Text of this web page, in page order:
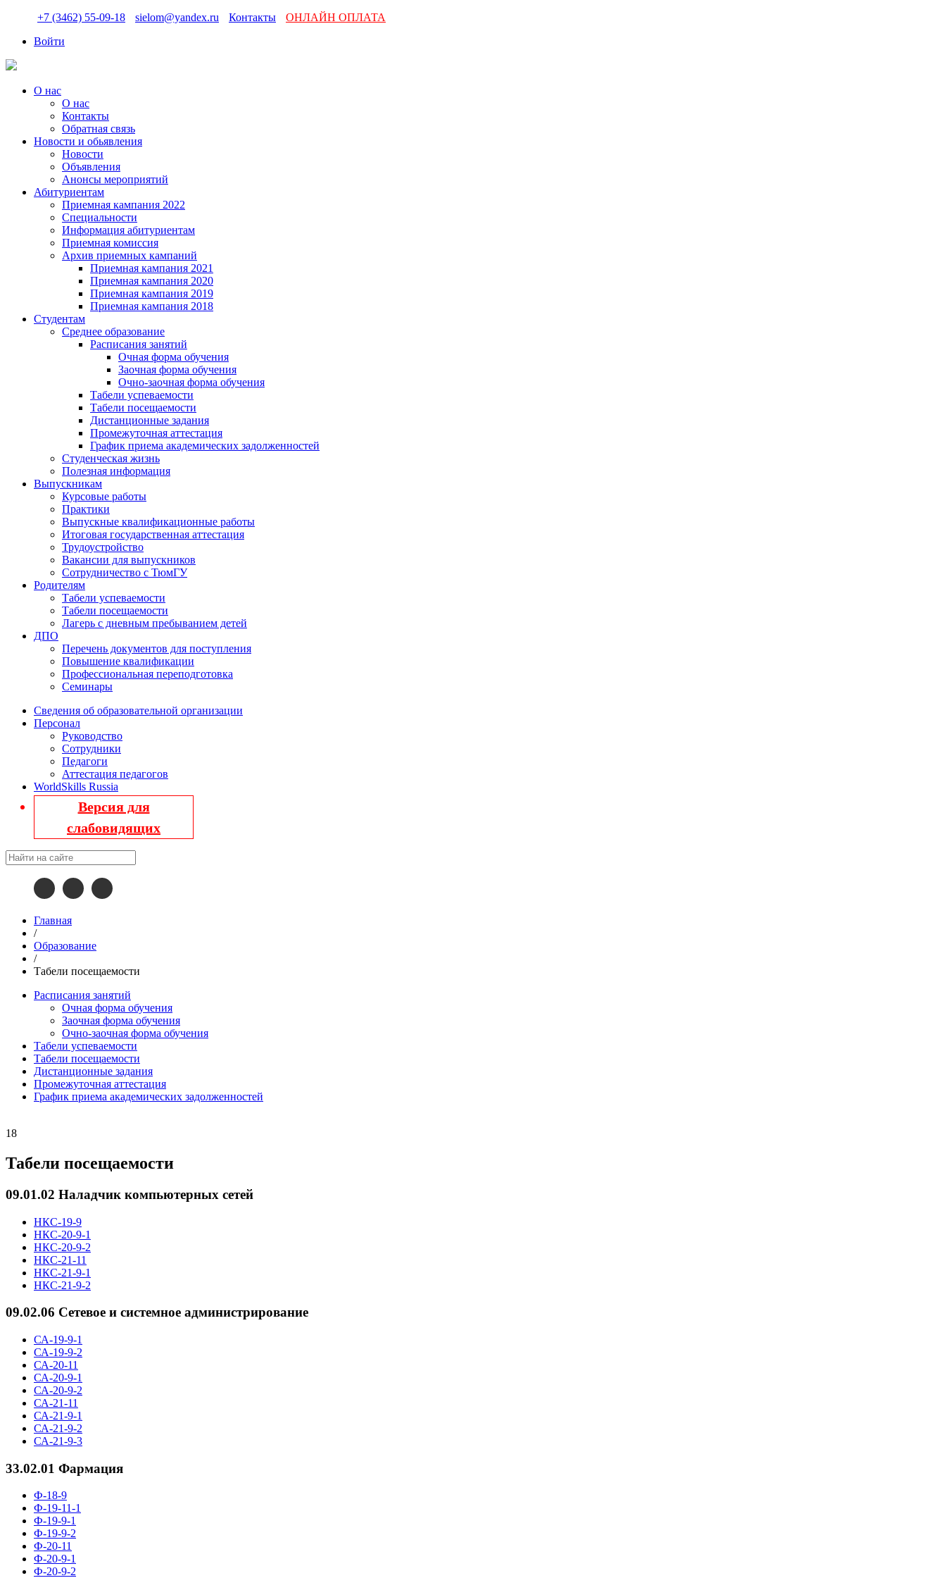
+7 (3462) 55-09-18 sielom@yandex.ru Контакты
ОНЛАЙН ОПЛАТА
Войти
О нас
О нас
Контакты
Обратная связь
Новости и обьявления
Новости
Объявления
Анонсы мероприятий
Абитуриентам
Приемная кампания 2022
Специальности
Информация абитуриентам
Приемная комиссия
Архив приемных кампаний
Приемная кампания 2021
Приемная кампания 2020
Приемная кампания 2019
Приемная кампания 2018
Студентам
Среднее образование
Расписания занятий
Очная форма обучения
Заочная форма обучения
Очно-заочная форма обучения
Табели успеваемости
Табели посещаемости
Дистанционные задания
Промежуточная аттестация
График приема академических задолженностей
Студенческая жизнь
Полезная информация
Выпускникам
Курсовые работы
Практики
Выпускные квалификационные работы
Итоговая государственная аттестация
Трудоустройство
Вакансии для выпускников
Сотрудничество с ТюмГУ
Родителям
Табели успеваемости
Табели посещаемости
Лагерь с дневным пребыванием детей
ДПО
Перечень документов для поступления
Повышение квалификации
Профессиональная переподготовка
Семинары
Сведения об образовательной организации
Персонал
Руководство
Сотрудники
Педагоги
Аттестация педагогов
WorldSkills Russia
Версия для
слабовидящих
Главная
/
Образование
/
Табели посещаемости
Расписания занятий
Очная форма обучения
Заочная форма обучения
Очно-заочная форма обучения
Табели успеваемости
Табели посещаемости
Дистанционные задания
Промежуточная аттестация
График приема академических задолженностей
18
Табели посещаемости
09.01.02 Наладчик компьютерных сетей
НКС-19-9
НКС-20-9-1
НКС-20-9-2
НКС-21-11
НКС-21-9-1
НКС-21-9-2
09.02.06 Сетевое и системное администрирование
СА-19-9-1
СА-19-9-2
СА-20-11
СА-20-9-1
СА-20-9-2
СА-21-11
СА-21-9-1
СА-21-9-2
СА-21-9-3
33.02.01 Фармация
Ф-18-9
Ф-19-11-1
Ф-19-9-1
Ф-19-9-2
Ф-20-11
Ф-20-9-1
Ф-20-9-2